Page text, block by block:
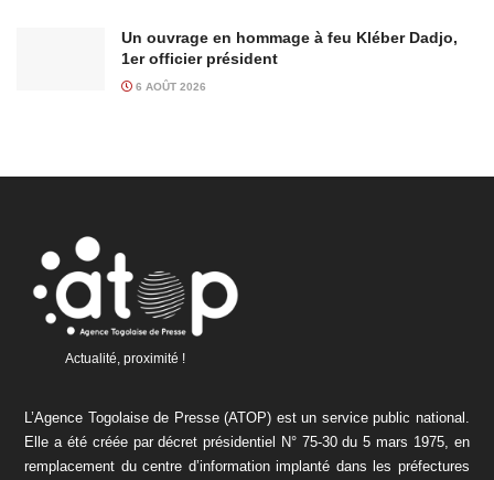
Un ouvrage en hommage à feu Kléber Dadjo,
1er officier président
6 AOÛT 2026
Actualité, proximité !
L’Agence Togolaise de Presse (ATOP) est un service public national.
Elle a été créée par décret présidentiel N° 75-30 du 5 mars 1975, en
remplacement du centre d’information implanté dans les préfectures